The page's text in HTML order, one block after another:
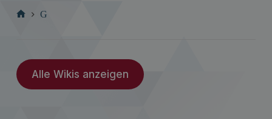
G
Alle Wikis anzeigen